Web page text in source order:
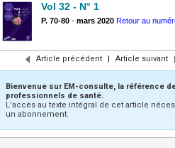
Vol 32 - N° 1
P. 70-80 - mars 2020 Retour au
Article précédent | Article suivant
Bienvenue sur EM-consulte, la référence
professionnels de santé.
L’accès au texte intégral de cet article
un abonnement.